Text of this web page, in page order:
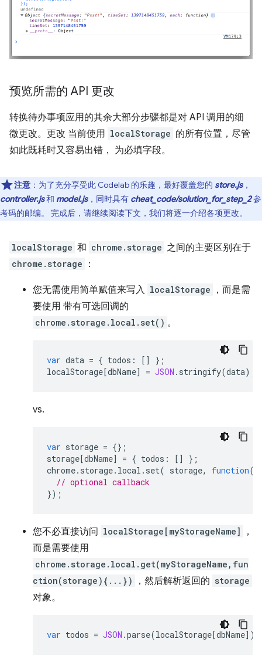
预览所需的 API 更改
转换待办事项应用的其余大部分步骤都是对 API 调用的细
微更改。更改 当前使用 localStorage 的所有位置，尽管
如此既耗时又容易出错， 为必填字段。
注意 ：为了充分享受此 Codelab 的乐趣，最好覆盖您的 store.js，
controller.js和 model.js，同时具有 cheat_code/solution_for_step_2参
考码的邮编。 完成后，请继续阅读下文，我们将逐一介绍各项更改。
localStorage 和 chrome.storage 之间的主要区别在于
chrome.storage ：
您无需使用简单赋值来写入 localStorage
，而是需
要使用 带有可选回调的
chrome.storage.local.set() 。
var data = { todos : []
};
localStorage [dbName] = JSON . stringify(data);
vs.
var storage = {};
storage [dbName] = { todos : []
};
chrome. storage. local . set( storage, function()
// optional callback
});
您不必直接访问 localStorage[myStorageName]
，
而是需要使用
chrome.storage.local.get(myStorageName,fun
ction(storage){...})
，然后解析返回的 storage
对象。
var todos = JSON .parse(localStorage [dbName]).